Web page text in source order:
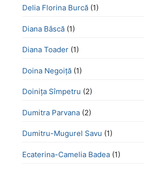
Delia Florina Burcă (1)
Diana Bâscă (1)
Diana Toader (1)
Doina Negoiță (1)
Doinița Sîmpetru (2)
Dumitra Parvana (2)
Dumitru-Mugurel Savu (1)
Ecaterina-Camelia Badea (1)